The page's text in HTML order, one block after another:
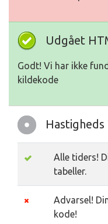
Udgået
Godt! Vi har ikke
kildekode
Hastigheds
Alle tiders!
tabeller.
Advarsel!
kode!